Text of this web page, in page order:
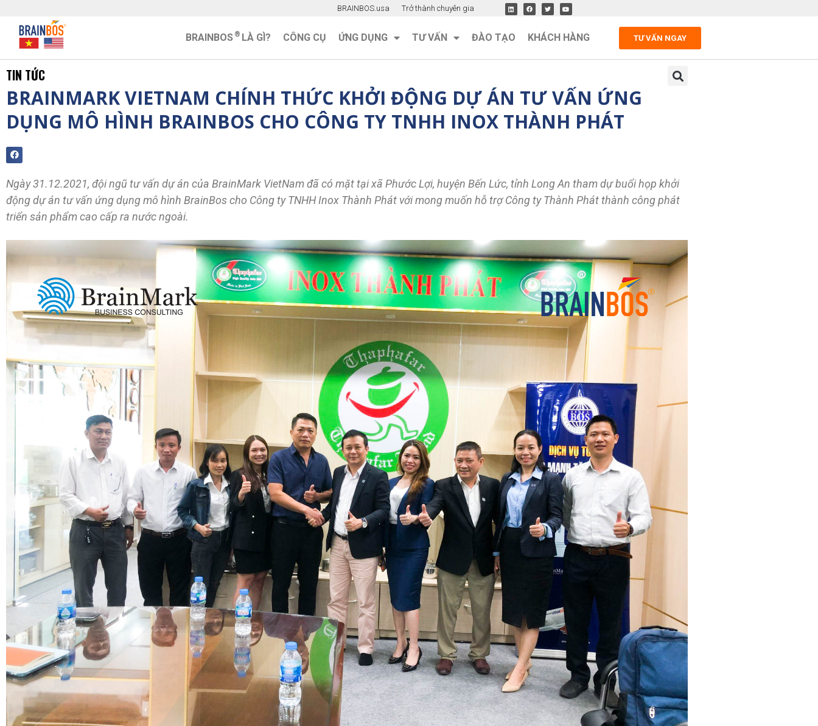
BRAINBOS.usa Trở thành chuyên gia
BRAINBOS ® LÀ GÌ? CÔNG CỤ ỨNG DỤNG TƯ VẤN ĐÀO TẠO KHÁCH HÀNG TƯ VẤN NGAY
TIN TỨC
BRAINMARK VIETNAM CHÍNH THỨC KHỞI ĐỘNG DỰ ÁN TƯ VẤN ỨNG
DỤNG MÔ HÌNH BRAINBOS CHO CÔNG TY TNHH INOX THÀNH PHÁT
Ngày 31.12.2021, đội ngũ tư vấn dự án của BrainMark VietNam đã có mặt tại xã Phước Lợi, huyện Bến Lức, tỉnh Long An tham dự buổi họp khởi
động dự án tư vấn ứng dụng mô hình BrainBos cho Công ty TNHH Inox Thành Phát với mong muốn hỗ trợ Công ty Thành Phát thành công phát
triển sản phẩm cao cấp ra nước ngoài.